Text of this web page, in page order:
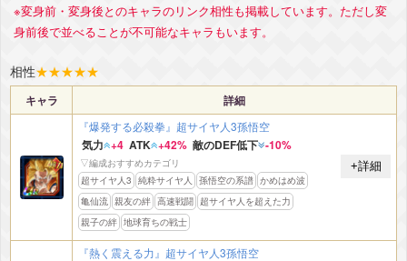
※変身前・変身後とのキャラのリンク相性も掲載しています。ただし変
身前後で並べることが不可能なキャラもいます。
相性★★★★★
キャラ 詳細
『爆発する必殺拳』超サイヤ人3孫悟空
気力 +4 ATK +42% 敵のDEF低下 -10%
▽編成おすすめカテゴリ
超サイヤ人3 純粋サイヤ人 孫悟空の系譜 かめはめ波
亀仙流 親友の絆 高速戦闘 超サイヤ人を超えた力
親子の絆 地球育ちの戦士
+詳細
『熱く震える力』超サイヤ人3孫悟空